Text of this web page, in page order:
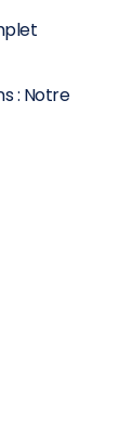
: Notre